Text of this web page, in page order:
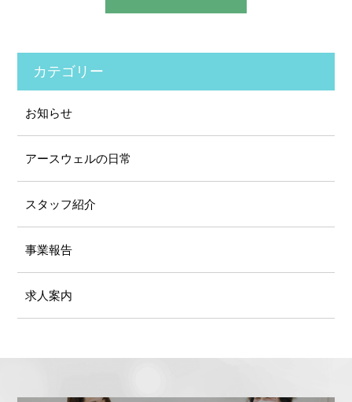
カテゴリー
お知らせ
アースウェルの⽇常
スタッフ紹介
事業報告
求人案内